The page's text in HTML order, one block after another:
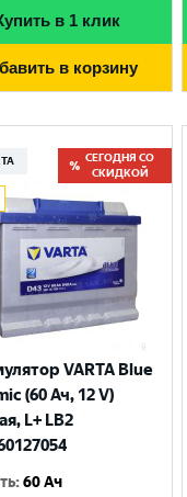
в 1 клик
в корзину
СЕГОДНЯ СО
СКИДКОЙ
VARTA Blue
(60 Ач, 12 V)
L+ LB2
:60 Ач